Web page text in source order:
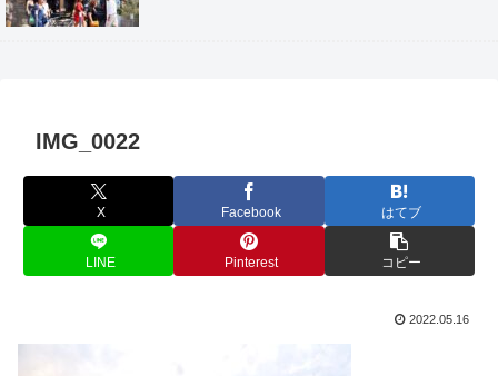
IMG_0022
X Facebook はてブ
LINE Pinterest コピー
2022.05.16